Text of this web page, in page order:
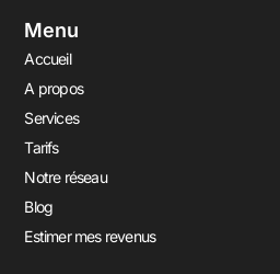
Menu
Accueil
A propos
Services
Tarifs
Notre réseau
Blog
Estimer mes revenus